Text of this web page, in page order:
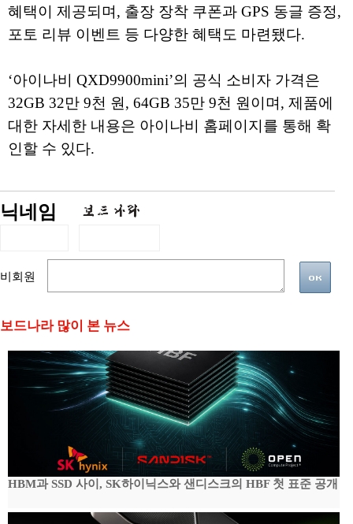
혜택이 제공되며, 출장 장착 쿠폰과 GPS 동글 증정,
포토 리뷰 이벤트 등 다양한 혜택도 마련됐다.
‘아이나비 QXD9900mini’의 공식 소비자 가격은
32GB 32만 9천 원, 64GB 35만 9천 원이며, 제품에
대한 자세한 내용은 아이나비 홈페이지를 통해 확
인할 수 있다.
닉네임
비회원
보드나라 많이 본 뉴스
HBM과 SSD 사이, SK하이닉스와 샌디스크의 HBF 첫 표준 공개